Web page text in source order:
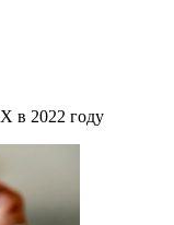
в 2022 году